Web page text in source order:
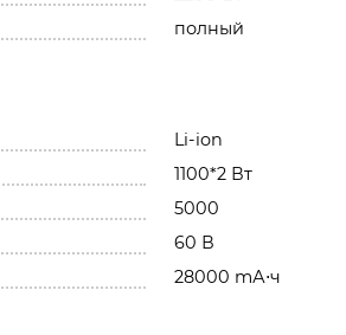
полный
Li-ion
1100*2 Вт
5000
60 В
28000 mА⋅ч